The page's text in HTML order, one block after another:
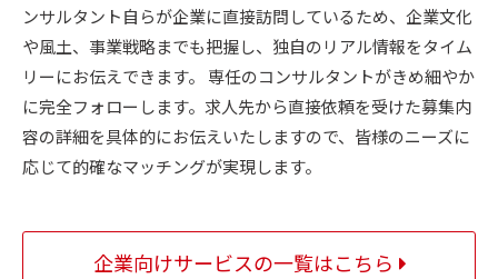
ンサルタント自らが企業に直接訪問しているため、企業文化
や風土、事業戦略までも把握し、独自のリアル情報をタイム
リーにお伝えできます。 専任のコンサルタントがきめ細やか
に完全フォローします。求人先から直接依頼を受けた募集内
容の詳細を具体的にお伝えいたしますので、皆様のニーズに
応じて的確なマッチングが実現します。
企業向けサービスの一覧はこちら